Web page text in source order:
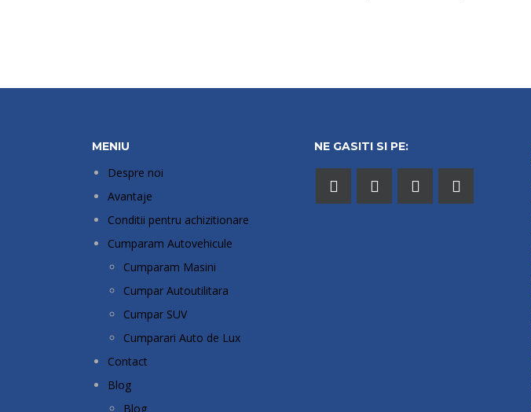
MENIU
Despre noi
Avantaje
Conditii pentru achizitionare
Cumparam Autovehicule
Cumparam Masini
Cumpar Autoutilitara
Cumpar SUV
Cumparari Auto de Lux
Contact
Blog
Blog
NE GASITI SI PE: